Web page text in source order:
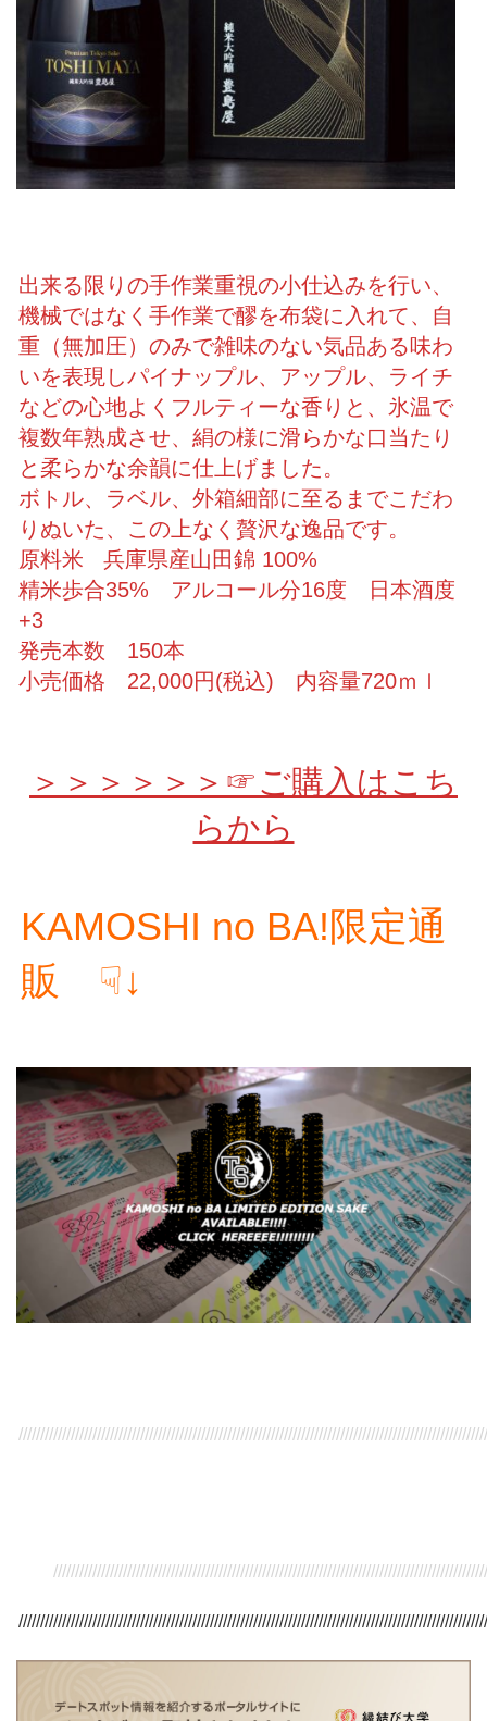
出来る限りの手作業重視の小仕込みを行い、
機械ではなく手作業で醪を布袋に入れて、自
重（無加圧）のみで雑味のない気品ある味わ
いを表現しパイナップル、アップル、ライチ
などの心地よくフルティーな香りと、氷温で
複数年熟成させ、絹の様に滑らかな口当たり
と柔らかな余韻に仕上げました。
ボトル、ラベル、外箱細部に至るまでこだわ
りぬいた、この上なく贅沢な逸品です。
原料米 兵庫県産山田錦 100%
精米歩合35% アルコール分16度 日本酒度
+3
発売本数 150本
小売価格 22,000円(税込) 内容量720ｍｌ
＞＞＞＞＞＞☞ご購入はこち
らから
KAMOSHI no BA!限定通
販 ☟↓